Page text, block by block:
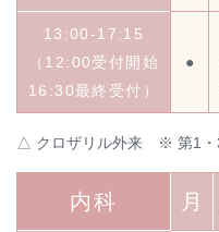
13:00-17:15
（12:00受付開始
16:30最終受付）
●
△ クロザリル外来 ※ 第1・
内科 月